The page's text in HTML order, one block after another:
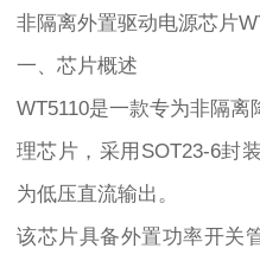
非隔离外置驱动电源芯片
一、芯片概述
WT5110是一款专为非隔
理芯片，采用SOT23-6封
为低压直流输出。
该芯片具备外置功率开关